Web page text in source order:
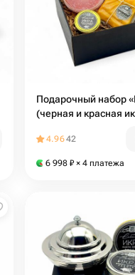
Подарочный набор
(черная и красная
видов)
4.9642
6 998 ₽ × 4 платежа